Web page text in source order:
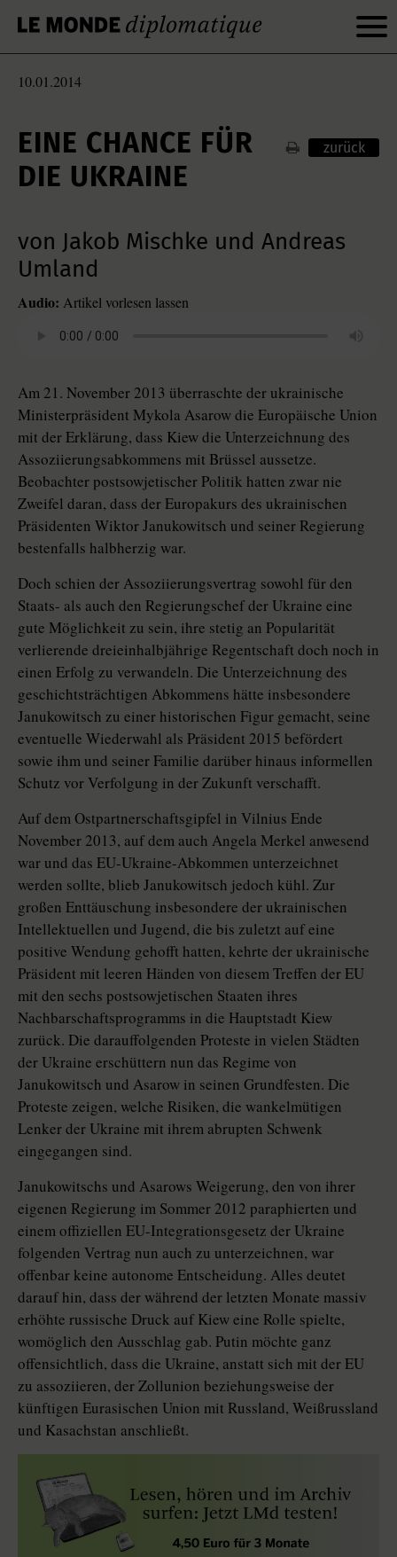
10.01.2014
EINE CHANCE FÜR
DIE UKRAINE
zurück
von Jakob Mischke und Andreas
Umland
Audio: Artikel vorlesen lassen
Am 21. November 2013 überraschte der ukrainische
Ministerpräsident Mykola Asarow die Europäische Union
mit der Erklärung, dass Kiew die Unterzeichnung des
Assoziierungsabkommens mit Brüssel aussetze.
Beobachter postsowjetischer Politik hatten zwar nie
Zweifel daran, dass der Europakurs des ukrainischen
Präsidenten Wiktor Janukowitsch und seiner Regierung
bestenfalls halbherzig war.
Doch schien der Assoziierungsvertrag sowohl für den
Staats- als auch den Regierungschef der Ukraine eine
gute Möglichkeit zu sein, ihre stetig an Popularität
verlierende dreieinhalbjährige Regentschaft doch noch in
einen Erfolg zu verwandeln. Die Unterzeichnung des
geschichtsträchtigen Abkommens hätte insbesondere
Janukowitsch zu einer historischen Figur gemacht, seine
eventuelle Wiederwahl als Präsident 2015 befördert
sowie ihm und seiner Familie darüber hinaus informellen
Schutz vor Verfolgung in der Zukunft verschafft.
Auf dem Ostpartnerschaftsgipfel in Vilnius Ende
November 2013, auf dem auch Angela Merkel anwesend
war und das EU-Ukraine-Abkommen unterzeichnet
werden sollte, blieb Janukowitsch jedoch kühl. Zur
großen Enttäuschung insbesondere der ukrainischen
Intellektuellen und Jugend, die bis zuletzt auf eine
positive Wendung gehofft hatten, kehrte der ukrainische
Präsident mit leeren Händen von diesem Treffen der EU
mit den sechs postsowjetischen Staaten ihres
Nachbarschaftsprogramms in die Hauptstadt Kiew
zurück. Die darauffolgenden Proteste in vielen Städten
der Ukraine erschüttern nun das Regime von
Janukowitsch und Asarow in seinen Grundfesten. Die
Proteste zeigen, welche Risiken, die wankelmütigen
Lenker der Ukraine mit ihrem abrupten Schwenk
eingegangen sind.
Janukowitschs und Asarows Weigerung, den von ihrer
eigenen Regierung im Sommer 2012 paraphierten und
einem offiziellen EU-Integrationsgesetz der Ukraine
folgenden Vertrag nun auch zu unterzeichnen, war
offenbar keine autonome Entscheidung. Alles deutet
darauf hin, dass der während der letzten Monate massiv
erhöhte russische Druck auf Kiew eine Rolle spielte,
womöglich den Ausschlag gab. Putin möchte ganz
offensichtlich, dass die Ukraine, anstatt sich mit der EU
zu assoziieren, der Zollunion beziehungsweise der
künftigen Eurasischen Union mit Russland, Weißrussland
und Kasachstan anschließt.